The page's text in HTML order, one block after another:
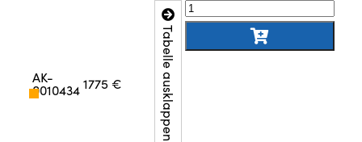
AK-
00104341775 € Tabelle ausklappen